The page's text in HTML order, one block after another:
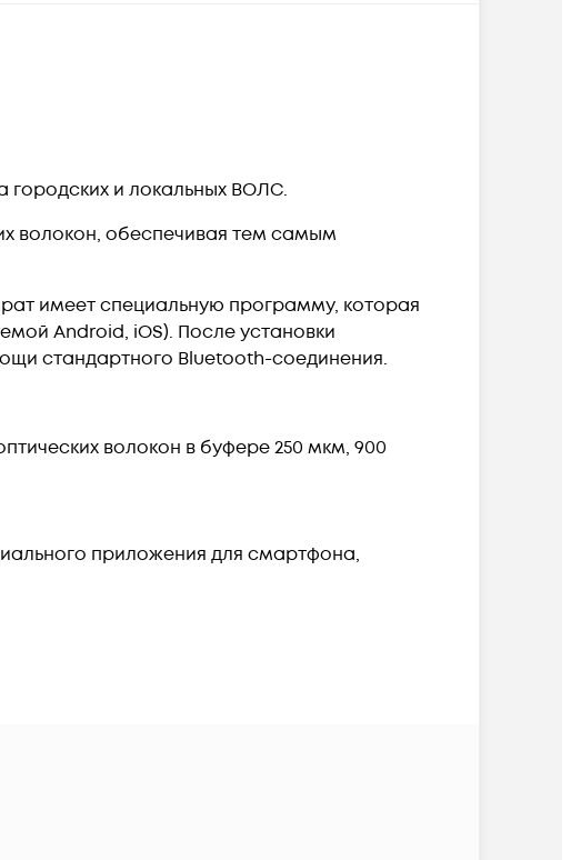
городских и локальных ВОЛС.
волокон, обеспечивая тем самым
имеет специальную программу, которая
Android, iOS). После установки
стандартного Bluetooth-соединения.
волокон в буфере 250 мкм, 900
приложения для смартфона,